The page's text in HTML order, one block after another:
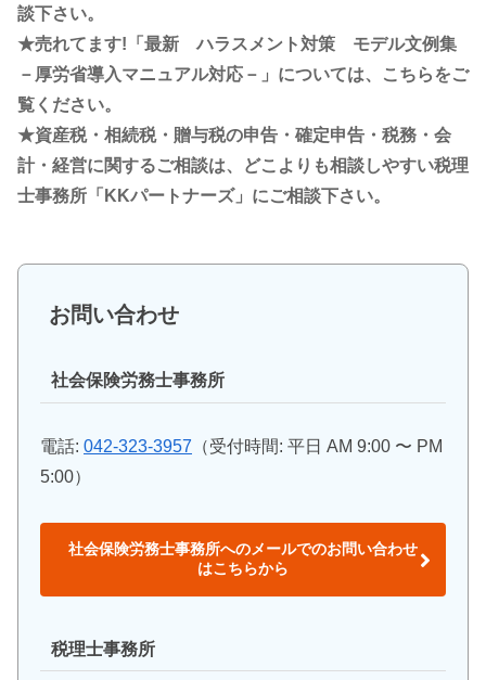
談下さい。
★売れてます!「最新 ハラスメント対策 モデル文例集
－厚労省導入マニュアル対応－」については、こちらをご
覧ください。
★資産税・相続税・贈与税の申告・確定申告・税務・会
計・経営に関するご相談は、どこよりも相談しやすい税理
士事務所「KKパートナーズ」にご相談下さい。
お問い合わせ
社会保険労務士事務所
電話: 042-323-3957 （受付時間: 平日 AM 9:00 〜 PM
5:00）
社会保険労務士事務所へのメールでのお問い合わせ
はこちらから
税理士事務所